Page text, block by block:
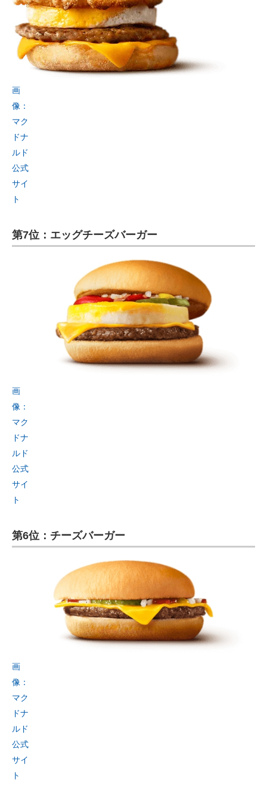
画
像：
マク
ドナ
ルド
公式
サイ
ト
第7位：エッグチーズバーガー
画
像：
マク
ドナ
ルド
公式
サイ
ト
第6位：チーズバーガー
画
像：
マク
ドナ
ルド
公式
サイ
ト